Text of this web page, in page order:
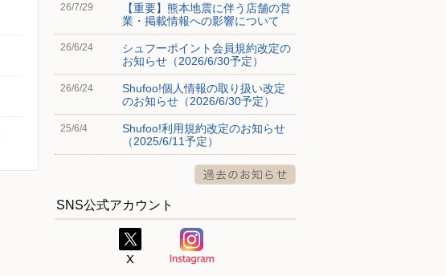
26/7/29
【重要】熊本地震に伴う店舗の営
業・掲載情報への影響について
26/6/24
シュフーポイント会員規約改定の
お知らせ（2026/6/30予定）
26/6/24
Shufoo!個人情報の取り扱い改定
のお知らせ（2026/6/30予定）
25/6/4
Shufoo!利用規約改定のお知らせ
（2025/6/11予定）
SNS公式アカウント